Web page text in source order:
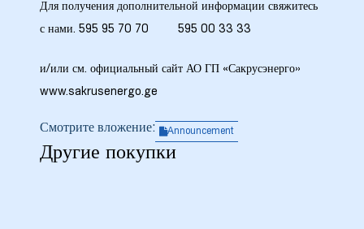
Для получения дополнительной информации свяжитесь
с нами. 595 95 70 70 595 00 33 33
и/или см. официальный сайт АО ГП «Сакрусэнерго»
www.sakrusenergo.ge
Смотрите вложение: Announcement
Другие покупки